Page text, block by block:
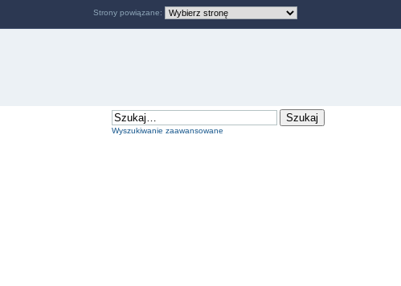
Wyszukiwanie zaawansowane
Strony powiązane: